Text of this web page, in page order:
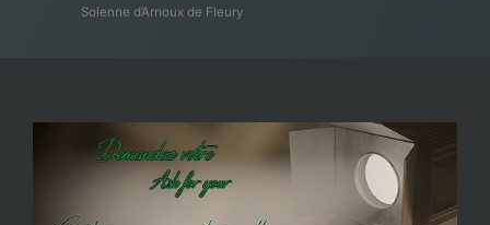
Solenne d’Arnoux de Fleury